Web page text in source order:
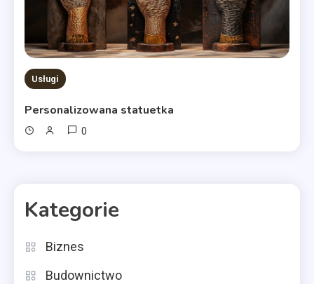
Usługi
Personalizowana statuetka
0
Kategorie
Biznes
Budownictwo